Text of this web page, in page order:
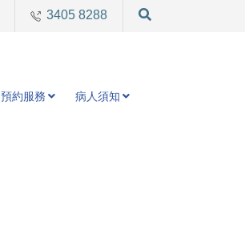
3405 8288
預約服務 病人須知